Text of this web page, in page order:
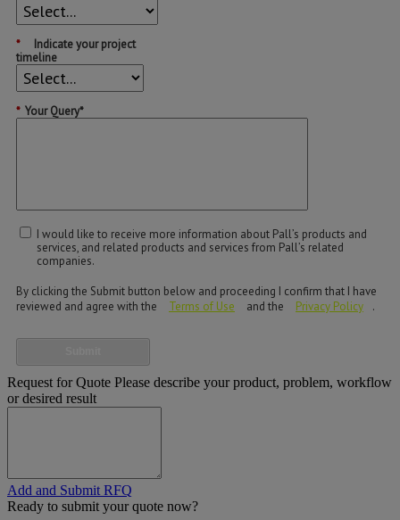
*
Indicate your project
timeline
* Your Query*
I would like to receive more information about Pall’s products and
services, and related products and services from Pall’s related
companies.
By clicking the Submit button below and proceeding I confirm that I have
reviewed and agree with the
Terms of Use and the Privacy Policy .
Request for Quote Please describe your product, problem, workflow
or desired result
Add and Submit RFQ
Ready to submit your quote now?